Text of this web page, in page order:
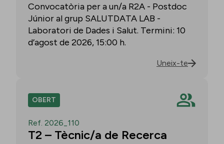
Convocatòria per a un/a R2A - Postdoc
Júnior al grup SALUTDATA LAB -
Laboratori de Dades i Salut. Termini: 10
d’agost de 2026, 15:00 h.
Uneix-te
OBERT
Ref. 2026_110
T2 – Tècnic/a de Recerca